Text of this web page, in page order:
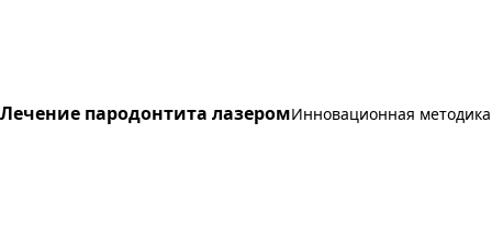
Лечение пародонтита лазеромИнновационная методика